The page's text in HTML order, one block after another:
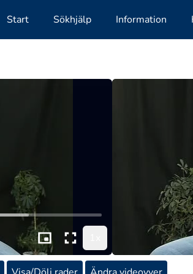
Start Sökhjälp Information